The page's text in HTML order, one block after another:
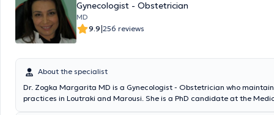
Gynecologist - Obstetrician
MD
9.9|256 reviews
About the specialist
Dr. Zogka Margarita MD is a Gynecologist - Obstetrician who
practices in Loutraki and Marousi. She is a PhD candidate at the